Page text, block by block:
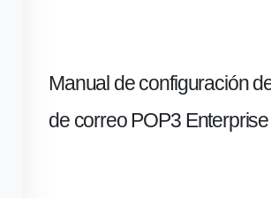
Manual de configuración
de correo POP3 Enterprise